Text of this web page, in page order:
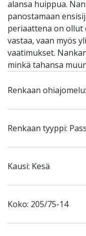
alansa huippua.
panostamaan
periaattena on ollut
vastaa, vaan myös
vaatimukset.
minkä tahansa
Renkaan
Renkaan tyyppi:
Kausi: Kesä
Koko: 205/75-14